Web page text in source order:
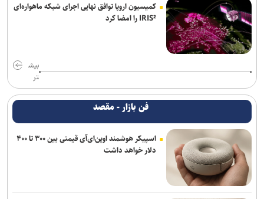
کمیسیون اروپا توافق نهایی اجرای شبکه ماهواره‌ای
IRIS² را امضا کرد
بیش
تر
فن بازار - مقصد
اسپیکر هوشمند اوپن‌ای‌آی قیمتی بین ۳۰۰ تا ۴۰۰
دلار خواهد داشت